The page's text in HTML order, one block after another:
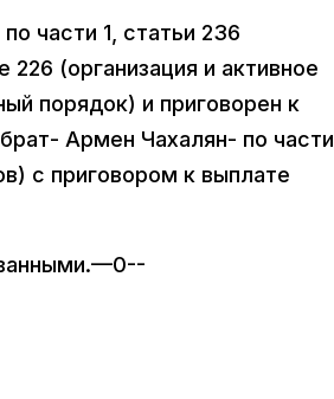
части 1, статьи 236
(организация и активное
порядок) и приговорен к
Армен Чахалян- по части
с приговором к выплате